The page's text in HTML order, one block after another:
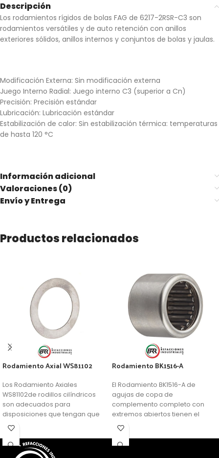
Descripción
Los rodamientos rígidos de bolas FAG de 6217-2RSR-C3 son
rodamientos versátiles y de auto retención con anillos
exteriores sólidos, anillos internos y conjuntos de bolas y jaulas.
Modificación Externa: Sin modificación externa
Juego Interno Radial: Juego interno C3 (superior a Cn)
Precisión: Precisión estándar
Lubricación: Lubricación estándar
Estabilización de calor: Sin estabilización térmica: temperaturas
de hasta 120 °C
Información adicional
Valoraciones (0)
Envío y Entrega
Productos relacionados
Rodamiento Axial WS81102
Los Rodamiento Axiales
WS81102de rodillos cilíndricos
son adecuados para
disposiciones que tengan que
soportar grandes cargas
axiales. Además, son
relativamente insensibles a las
cargas de choque, son muy
Rodamiento BK1516-A
El Rodamiento BK1516-A de
agujas de copa de
complemento completo con
extremos abiertos tienen el
número máximo de rodillos de
aguja y, por lo tanto, ofrecen
una capacidad de carga